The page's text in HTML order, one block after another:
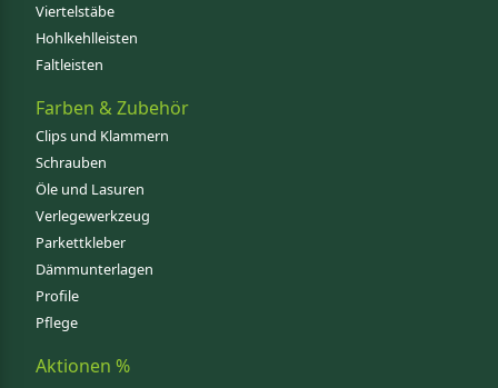
Viertelstäbe
Hohlkehlleisten
Faltleisten
Farben & Zubehör
Clips und Klammern
Schrauben
Öle und Lasuren
Verlegewerkzeug
Parkettkleber
Dämmunterlagen
Profile
Pflege
Aktionen %